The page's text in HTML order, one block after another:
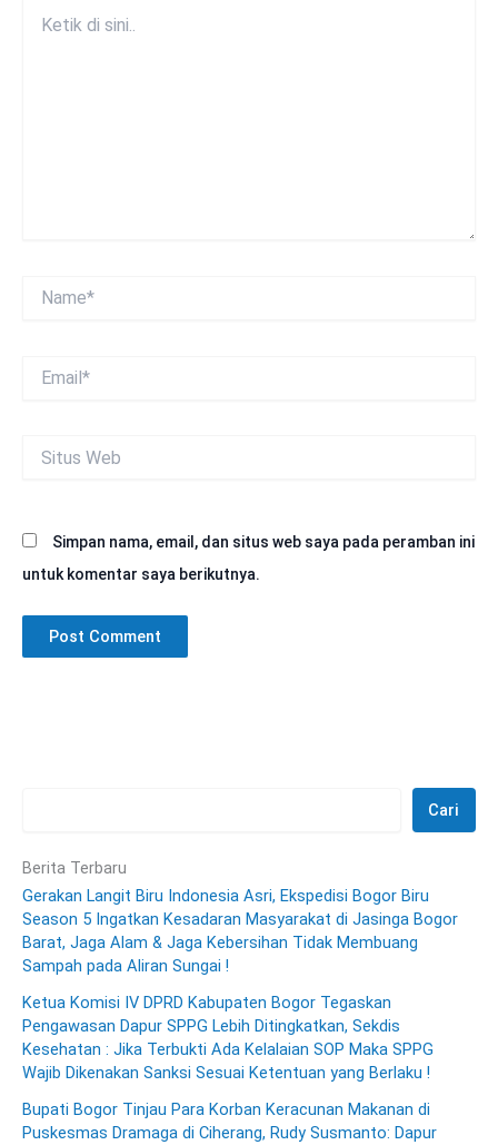
Web
Simpan nama, email, dan situs web saya pada peramban ini
untuk komentar saya berikutnya.
Cari
Berita Terbaru
Gerakan Langit Biru Indonesia Asri, Ekspedisi Bogor Biru
Season 5 Ingatkan Kesadaran Masyarakat di Jasinga Bogor
Barat, Jaga Alam & Jaga Kebersihan Tidak Membuang
Sampah pada Aliran Sungai !
Ketua Komisi IV DPRD Kabupaten Bogor Tegaskan
Pengawasan Dapur SPPG Lebih Ditingkatkan, Sekdis
Kesehatan : Jika Terbukti Ada Kelalaian SOP Maka SPPG
Wajib Dikenakan Sanksi Sesuai Ketentuan yang Berlaku !
Bupati Bogor Tinjau Para Korban Keracunan Makanan di
Puskesmas Dramaga di Ciherang, Rudy Susmanto: Dapur